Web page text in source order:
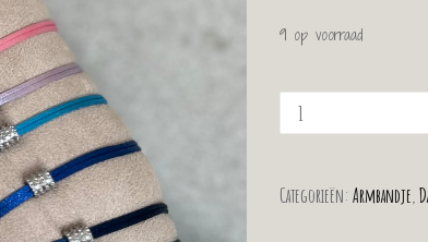
9 op voorraad
Categorieën: Armbandje